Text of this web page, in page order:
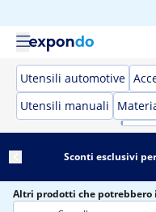
Utensili automotive
Utensili manuali
Sconti esclusivi
Altri prodotti che potrebbero